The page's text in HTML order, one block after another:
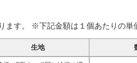
す。 ※下記金額は１個あたりの単
生地